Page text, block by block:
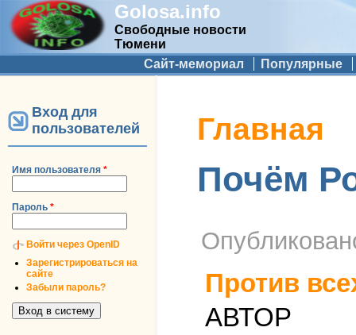
Golosa.info
Свободные новости
Тюмени
Дополнительное меню
Сайт-мемориал Популярные
Вход для
пользователей
Имя пользователя *
Пароль *
Войти через OpenID
Зарегистрироваться на
сайте
Забыли пароль?
Вы здесь
Главная
Почём
Против
АВТОР